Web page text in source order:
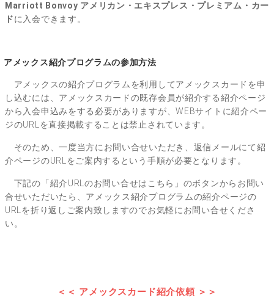
Marriott Bonvoy アメリカン・エキスプレス・プレミアム・カー
ドに入会できます 。
アメックス紹介プログラムの参加方法
アメックスの紹介プログラムを利用してアメックスカードを申
し込むには、アメックスカードの既存会員が紹介する紹介ページ
から入会申込みをする必要がありますが、WEBサイトに紹介ペー
ジのURLを直接掲載することは禁止されています。
そのため、一度当方にお問い合せいただき、返信メールにて紹
介ページのURLをご案内するという手順が必要となります。
下記の「紹介URLのお問い合せはこちら」のボタンからお問い
合せいただいたら、アメックス紹介プログラムの紹介ページの
URLを折り返しご案内致しますのでお気軽にお問い合せくださ
い 。
＜＜ アメックスカード紹介依頼 ＞＞